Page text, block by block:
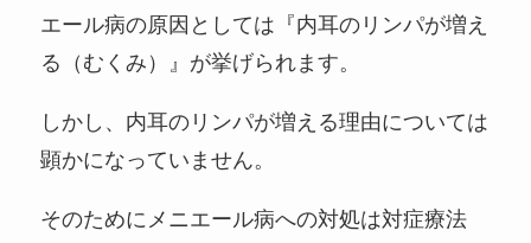
エール病の原因としては『内耳のリンパが増え
る（むくみ）』が挙げられます。
しかし、内耳のリンパが増える理由については
顕かになっていません。
そのためにメニエール病への対処は対症療法